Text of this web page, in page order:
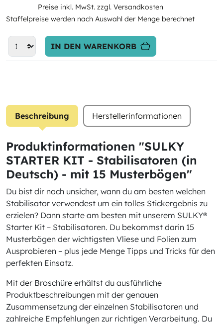
Preise inkl. MwSt. zzgl. Versandkosten
Staffelpreise werden nach Auswahl der Menge berechnet
IN DEN WARENKORB
Beschreibung Herstellerinformationen
Produktinformationen "SULKY
STARTER KIT - Stabilisatoren (in
Deutsch) - mit 15 Musterbögen"
Du bist dir noch unsicher, wann du am besten welchen
Stabilisator verwendest um ein tolles Stickergebnis zu
erzielen? Dann starte am besten mit unserem SULKY®
Starter Kit – Stabilisatoren. Du bekommst darin 15
Musterbögen der wichtigsten Vliese und Folien zum
Ausprobieren – plus jede Menge Tipps und Tricks für den
perfekten Einsatz.
Mit der Broschüre erhältst du ausführliche
Produktbeschreibungen mit der genauen
Zusammensetzung der einzelnen Stabilisatoren und
zahlreiche Empfehlungen zur richtigen Verarbeitung. Du